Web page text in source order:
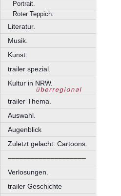
Portrait.
Roter Teppich.
Literatur.
Musik.
Kunst.
trailer spezial.
Kultur in NRW.
trailer Thema.
Auswahl.
Augenblick
Zuletzt gelacht: Cartoons.
––––––––––––––––––––
Verlosungen.
trailer Geschichte